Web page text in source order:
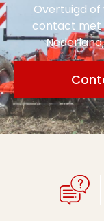
Overtuigd of
contact met